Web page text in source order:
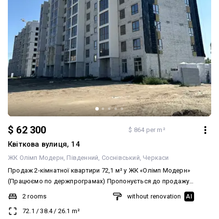
$ 62 300 $ 864 per m²
Квіткова вулиця, 14
ЖК Олімп Модерн Південний Соснівський Черкаси
Продаж 2-кімнатної квартири 72,1 м² у ЖК «Олімп Модерн»
(Працюємо по держпрограмах) Пропонується до продажу
простора та функціональна двокімнатна квартира в новобудові
— ЖК «Олімп Модерн». Чудове планування з великою кухнею-
вітальнею. Основні характеристики: Загальна площа: 72,1 м²
2 rooms
72.1 /38.4/ 26.1 m²
without renovation AI